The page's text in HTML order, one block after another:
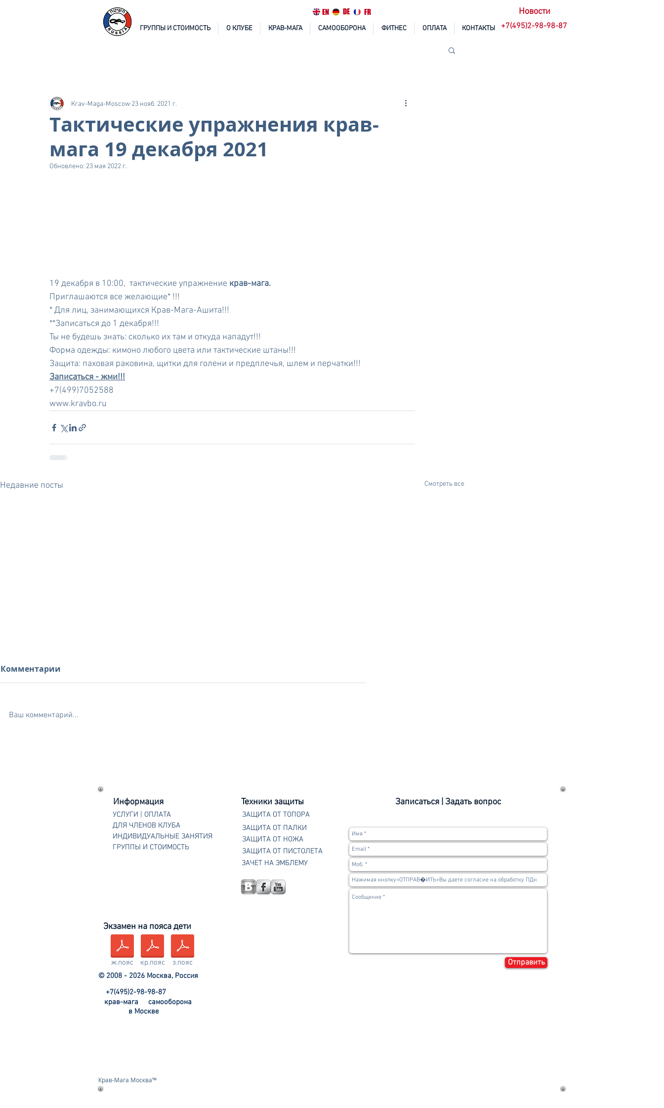
EN DE FR
ГРУППЫ И СТОИМОСТЬ О КЛУБЕ КРАВ-МАГА САМООБОРОНА ФИТНЕС ОПЛАТА КОНТАКТЫ
Новости
+7(495)2-98-98-87
Тактические упражнения крав-
мага 19 декабря 2021
Krav-Maga-Moscow 23 нояб. 2021 г.
Обновлено: 23 мая 2022 г.
19 декабря в 10:00,  тактические упражнение крав-мага.
Приглашаются все желающие* !!!
* Для лиц, занимающихся Крав-Мага-Ашита!!!
**Записаться до 1 декабря!!!
Ты не будешь знать: сколько их там и откуда нападут!!!
Форма одежды: кимоно любого цвета или тактические штаны!!!
Защита: паховая раковина, щитки для голени и предплечья, шлем и перчатки!!!
Записаться - жми!!!
+7(499)7052588
www.kravbo.ru
Недавние посты Смотреть все
Комментарии
Ваш комментарий...
Информация
УСЛУГИ | ОПЛАТА
ДЛЯ ЧЛЕНОВ КЛУБА
ИНДИВИДУАЛЬНЫЕ ЗАНЯТИЯ
ГРУППЫ И СТОИМОСТЬ
Экзамен на пояса дети
ж.пояс кр.пояс
з.пояс
© 2008 - 2026 Москва, Россия
Техники защиты
ЗАЩИТА ОТ ТОПОРА
ЗАЩИТА ОТ ПАЛКИ
ЗАЩИТА ОТ НОЖА
ЗАЩИТА ОТ ПИСТОЛЕТА
ЗАЧЕТ НА ЭМБЛЕМУ
Записаться | Задать вопрос
Отправить
+7(495)2-98-98-87
крав-мага
самооборона
в Москве
Крав-Мага Москва™